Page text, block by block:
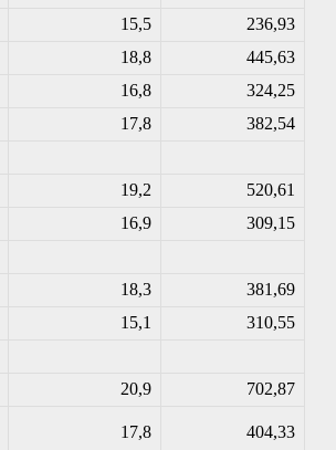
15,5
236,93
18,8
445,63
16,8
324,25
17,8
382,54
19,2
520,61
16,9
309,15
18,3
381,69
15,1
310,55
20,9
702,87
17,8 404,33